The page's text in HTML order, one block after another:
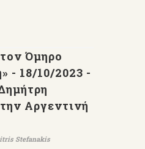
Όμηρο
- 18/10/2023 -
Αργεντινή
Stefanakis